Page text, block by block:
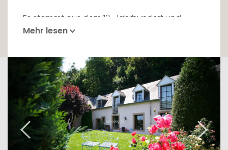
Es stammt aus dem 19. Jahrhundert und
besteht aus 3 individuellen Gebäuden, die in
- 7 Apartments und Maisonette-Wohnungen
von 68 bis 103m2
- 1 Maisonette-Wohnung (Triplex) von 195 m2
Für weitere Informationen oder eine
Besichtigung kontaktieren Sie uns bitte unter
+352 26 54 17 17.
Mehr lesen